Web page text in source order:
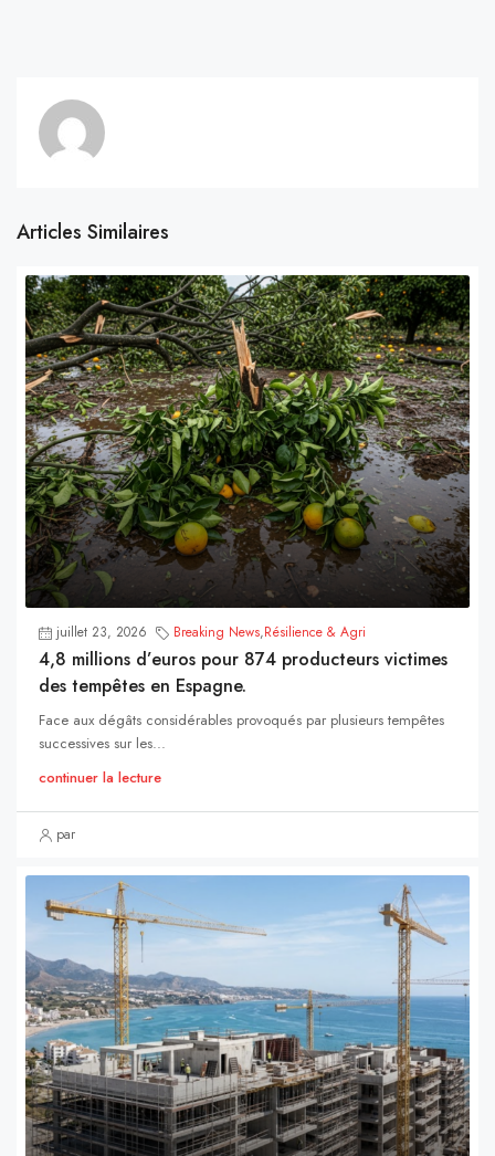
Articles Similaires
juillet 23, 2026 Breaking News,Résilience & Agri
4,8 millions d’euros pour 874 producteurs victimes
des tempêtes en Espagne.
Face aux dégâts considérables provoqués par plusieurs tempêtes
successives sur les...
continuer la lecture
par